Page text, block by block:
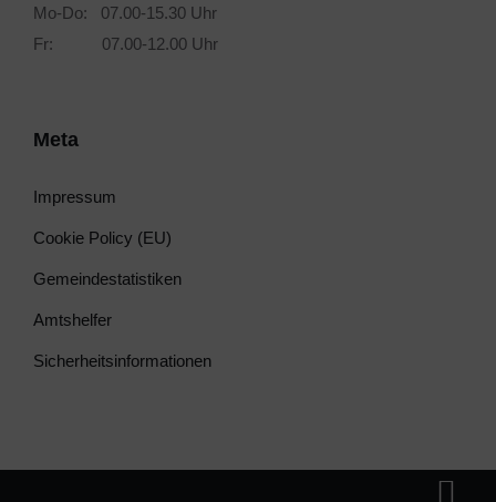
Mo-Do: 07.00-15.30 Uhr
Fr: 07.00-12.00 Uhr
Meta
Impressum
Cookie Policy (EU)
Gemeindestatistiken
Amtshelfer
Sicherheitsinformationen